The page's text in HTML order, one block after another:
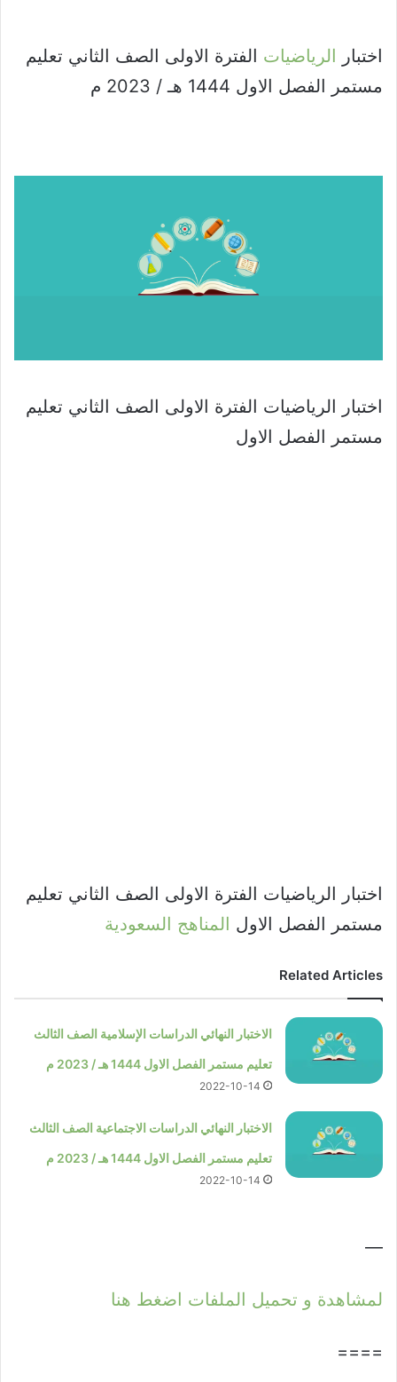
اختبار الرياضيات الفترة الاولى الصف الثاني تعليم
مستمر الفصل الاول 1444 هـ / 2023 م
اختبار الرياضيات الفترة الاولى الصف الثاني تعليم
مستمر الفصل الاول
اختبار الرياضيات الفترة الاولى الصف الثاني تعليم
مستمر الفصل الاول المناهج السعودية
Related Articles
الاختبار النهائي الدراسات الإسلامية الصف الثالث
تعليم مستمر الفصل الاول 1444 هـ / 2023 م
2022-10-14
الاختبار النهائي الدراسات الاجتماعية الصف الثالث
تعليم مستمر الفصل الاول 1444 هـ / 2023 م
2022-10-14
—
لمشاهدة و تحميل الملفات اضغط هنا
====